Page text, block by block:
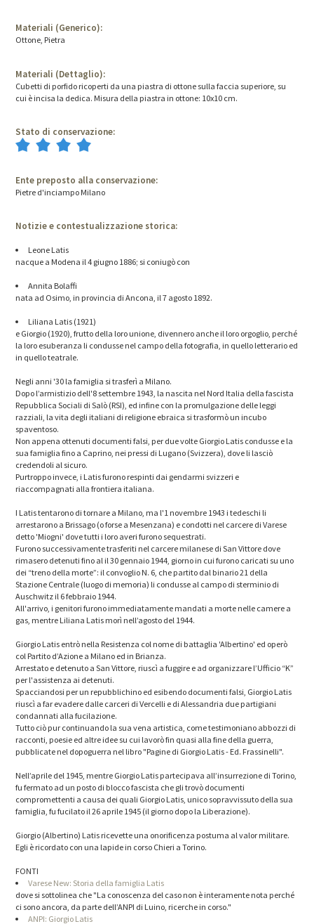
Materiali (Generico):
Ottone, Pietra
Materiali (Dettaglio):
Cubetti di porfido ricoperti da una piastra di ottone sulla faccia superiore, su
cui è incisa la dedica. Misura della piastra in ottone: 10x10 cm.
Stato di conservazione:
Ente preposto alla conservazione:
Pietre d'inciampo Milano
Notizie e contestualizzazione storica:
Leone Latis
nacque a Modena il 4 giugno 1886; si coniugò con
Annita Bolaffi
nata ad Osimo, in provincia di Ancona, il 7 agosto 1892.
Liliana Latis (1921)
e Giorgio (1920), frutto della loro unione, divennero anche il loro orgoglio, perché
la loro esuberanza li condusse nel campo della fotografia, in quello letterario ed
in quello teatrale.
Negli anni '30 la famiglia si trasferì a Milano.
Dopo l’armistizio dell'8 settembre 1943, la nascita nel Nord Italia della fascista
Repubblica Sociali di Salò (RSI), ed infine con la promulgazione delle leggi
razziali, la vita degli italiani di religione ebraica si trasformò un incubo
spaventoso.
Non appena ottenuti documenti falsi, per due volte Giorgio Latis condusse e la
sua famiglia fino a Caprino, nei pressi di Lugano (Svizzera), dove li lasciò
credendoli al sicuro.
Purtroppo invece, i Latis furono respinti dai gendarmi svizzeri e
riaccompagnati alla frontiera italiana.
I Latis tentarono di tornare a Milano, ma l'1 novembre 1943 i tedeschi li
arrestarono a Brissago (o forse a Mesenzana) e condotti nel carcere di Varese
detto 'Miogni' dove tutti i loro averi furono sequestrati.
Furono successivamente trasferiti nel carcere milanese di San Vittore dove
rimasero detenuti fino al il 30 gennaio 1944, giorno in cui furono caricati su uno
dei “treno della morte”: il convoglio N. 6, che partito dal binario 21 della
Stazione Centrale (luogo di memoria) li condusse al campo di sterminio di
Auschwitz il 6 febbraio 1944.
All'arrivo, i genitori furono immediatamente mandati a morte nelle camere a
gas, mentre Liliana Latis morì nell’agosto del 1944.
Giorgio Latis entrò nella Resistenza col nome di battaglia 'Albertino' ed operò
col Partito d’Azione a Milano ed in Brianza.
Arrestato e detenuto a San Vittore, riuscì a fuggire e ad organizzare l’Ufficio “K”
per l'assistenza ai detenuti.
Spacciandosi per un repubblichino ed esibendo documenti falsi, Giorgio Latis
riuscì a far evadere dalle carceri di Vercelli e di Alessandria due partigiani
condannati alla fucilazione.
Tutto ciò pur continuando la sua vena artistica, come testimoniano abbozzi di
racconti, poesie ed altre idee su cui lavorò fin quasi alla fine della guerra,
pubblicate nel dopoguerra nel libro "Pagine di Giorgio Latis - Ed. Frassinelli".
Nell’aprile del 1945, mentre Giorgio Latis partecipava all’insurrezione di Torino,
fu fermato ad un posto di blocco fascista che gli trovò documenti
compromettenti a causa dei quali Giorgio Latis, unico sopravvissuto della sua
famiglia, fu fucilato il 26 aprile 1945 (il giorno dopo la Liberazione).
Giorgio (Albertino) Latis ricevette una onorificenza postuma al valor militare.
Egli è ricordato con una lapide in corso Chieri a Torino.
FONTI
Varese New: Storia della famiglia Latis
dove si sottolinea che "La conoscenza del caso non è interamente nota perché
ci sono ancora, da parte dell’ANPI di Luino, ricerche in corso."
ANPI: Giorgio Latis